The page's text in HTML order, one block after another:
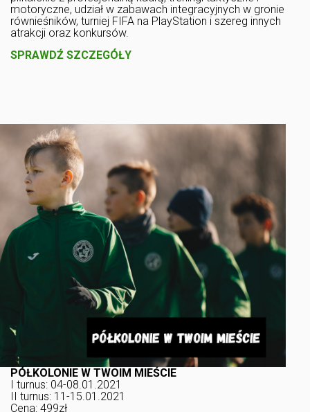
motoryczne, udział w zabawach integracyjnych w gronie
równieśników, turniej FIFA na PlayStation i szereg innych
atrakcji oraz konkursów.
SPRAWDŹ SZCZEGÓŁY
PÓŁKOLONIE W TWOIM MIEŚCIE
I turnus: 04-08.01.2021
II turnus: 11-15.01.2021
Cena: 499zł